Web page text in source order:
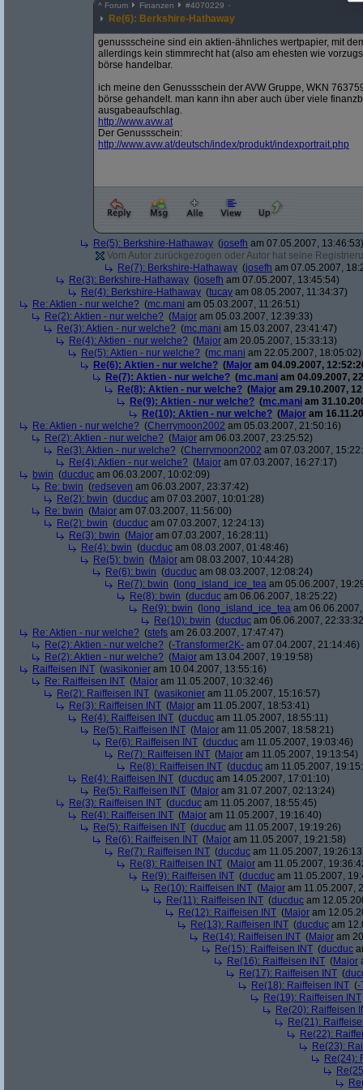
^ Forum Finanzen #4070229
Re(6): Berkshire-Hathaway
genussscheine sind ein aktien-ähnliches wertpapier, mit
allerdings kein stimmrecht hat (also am ehesten wie
börse handelbar.
ich meine den Genussschein der AVW Gruppe, WKN
börse gehandelt. man kann ihn aber auch über viele
ausgabeaufschlag.
http://www.avw.at
Der Genussschein:
http://www.avw.at/deutsch/index/produkt/indexportrait.php
Re(5): Berkshire-Hathaway (josefh am 07.05.2007, 13:46:53)
Vom Autor zurückgezogen oder Autor hat seine
Re(7): Berkshire-Hathaway (josefh am 07.05.2007,
Re(3): Berkshire-Hathaway (josefh am 07.05.2007, 13:45:54)
Re(4): Berkshire-Hathaway (tucay am 08.05.2007, 11:34:37)
Re: Aktien - nur welche? (mc.mani am 05.03.2007, 11:26:51)
Re(2): Aktien - nur welche? (Major am 05.03.2007, 12:39:33)
Re(3): Aktien - nur welche? (mc.mani am 15.03.2007, 23:41:47)
Re(4): Aktien - nur welche? (Major am 20.05.2007, 15:33:13)
Re(5): Aktien - nur welche? (mc.mani am 22.05.2007, 18:05:02)
Re(6): Aktien - nur welche? (Major am 04.09.2007,
Re(7): Aktien - nur welche? (mc.mani am 04.09.2007,
Re(8): Aktien - nur welche? (Major am 29.10.2007,
Re(9): Aktien - nur welche? (mc.mani am
Re(10): Aktien - nur welche? (Major am
Re: Aktien - nur welche? (Cherrymoon2002 am 05.03.2007, 21:50:16)
Re(2): Aktien - nur welche? (Major am 06.03.2007, 23:25:52)
Re(3): Aktien - nur welche? (Cherrymoon2002 am 07.03.2007,
Re(4): Aktien - nur welche? (Major am 07.03.2007, 16:27:17)
bwin (ducduc am 06.03.2007, 10:02:09)
Re: bwin (redseven am 06.03.2007, 23:37:42)
Re(2): bwin (ducduc am 07.03.2007, 10:01:28)
Re: bwin (Major am 07.03.2007, 11:56:00)
Re(2): bwin (ducduc am 07.03.2007, 12:24:13)
Re(3): bwin (Major am 07.03.2007, 16:28:11)
Re(4): bwin (ducduc am 08.03.2007, 01:48:46)
Re(5): bwin (Major am 08.03.2007, 10:44:28)
Re(6): bwin (ducduc am 08.03.2007, 12:08:24)
Re(7): bwin ( long_island_ice_tea am 05.06.2007,
Re(8): bwin (ducduc am 06.06.2007, 18:25:22)
Re(9): bwin ( long_island_ice_tea am
Re(10): bwin (ducduc am 06.06.2007,
Re: Aktien - nur welche? (stefs am 26.03.2007, 17:47:47)
Re(2): Aktien - nur welche? (-Transformer2K- am 07.04.2007, 21:14:46)
Re(2): Aktien - nur welche? (Major am 13.04.2007, 19:19:58)
Raiffeisen INT (wasikonier am 10.04.2007, 13:55:16)
Re: Raiffeisen INT (Major am 11.05.2007, 10:32:46)
Re(2): Raiffeisen INT (wasikonier am 11.05.2007, 15:16:57)
Re(3): Raiffeisen INT (Major am 11.05.2007, 18:53:41)
Re(4): Raiffeisen INT (ducduc am 11.05.2007, 18:55:11)
Re(5): Raiffeisen INT (Major am 11.05.2007, 18:58:21)
Re(6): Raiffeisen INT (ducduc am 11.05.2007, 19:03:46)
Re(7): Raiffeisen INT (Major am 11.05.2007, 19:13:54)
Re(8): Raiffeisen INT (ducduc am 11.05.2007,
Re(4): Raiffeisen INT (ducduc am 14.05.2007, 17:01:10)
Re(5): Raiffeisen INT (Major am 31.07.2007, 02:13:24)
Re(3): Raiffeisen INT (ducduc am 11.05.2007, 18:55:45)
Re(4): Raiffeisen INT (Major am 11.05.2007, 19:16:40)
Re(5): Raiffeisen INT (ducduc am 11.05.2007, 19:19:26)
Re(6): Raiffeisen INT (Major am 11.05.2007, 19:21:58)
Re(7): Raiffeisen INT (ducduc am 11.05.2007,
Re(8): Raiffeisen INT (Major am 11.05.2007,
Re(9): Raiffeisen INT (ducduc am 11.05.2007,
Re(10): Raiffeisen INT (Major am 11.05.2007,
Re(11): Raiffeisen INT (ducduc am
Re(12): Raiffeisen INT (Major am
Re(13): Raiffeisen INT (ducduc am
Re(14): Raiffeisen INT (Major am
Re(15): Raiffeisen INT (ducduc
Re(16): Raiffeisen INT (Major
Re(17): Raiffeisen INT (
Re(18): Raiffeisen INT (-
Re(19): Raiffeisen INT
Re(20): Raiffeisen
Re(21):
Re(22):
Re(23):
Re(24):